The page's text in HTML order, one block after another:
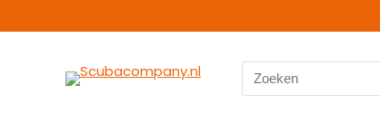
Search
for: